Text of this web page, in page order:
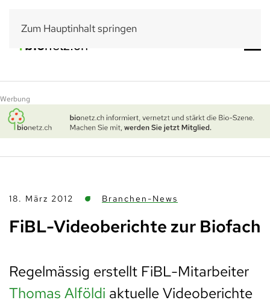
Zum Hauptinhalt springen
Werbung
18. März 2012 Branchen-News
FiBL-Videoberichte zur Biofach
Regelmässig erstellt FiBL-Mitarbeiter
Thomas Alföldi aktuelle Videoberichte